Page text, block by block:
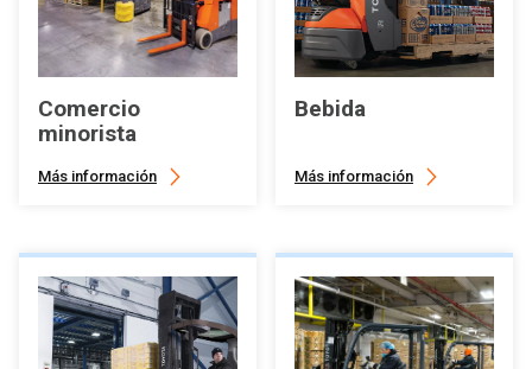
Comercio
minorista
Más información
Bebida
Más información